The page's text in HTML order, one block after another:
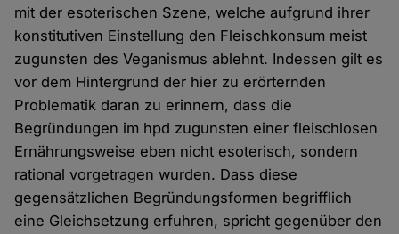
mit der esoterischen Szene, welche aufgrund ihrer
konstitutiven Einstellung den Fleischkonsum meist
zugunsten des Veganismus ablehnt. Indessen gilt es
vor dem Hintergrund der hier zu erörternden
Problematik daran zu erinnern, dass die
Begründungen im hpd zugunsten einer fleischlosen
Ernährungsweise eben nicht esoterisch, sondern
rational vorgetragen wurden. Dass diese
gegensätzlichen Begründungsformen begrifflich
eine Gleichsetzung erfuhren, spricht gegenüber den